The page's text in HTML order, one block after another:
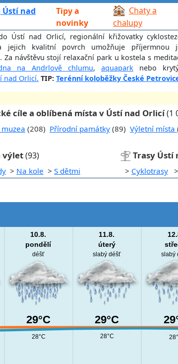
Ústí nad
Tipy a
novinky
Chaty a
chalupy
Ústí nad Orlicí, regionální křižovatky
jejich kvalitní povrch umožňuje
Za návštěvu stojí relaxační park u kostela s
na Andrlově chlumu, aquapark nebo
nad Orlicí. TIP: Terénní koloběžky České
cíle a oblíbená místa v Ústí nad Orlicí(1
(208) Přírodní památky (89) Výletní místa
výlet(93) Trasy Ústí
> Na kole > S dětmi > Cyklotrasy >
29°C
28°C
10.8.
pondělí
déšť
29°C
28°C
11.8.
úterý
slabý déšť slabý